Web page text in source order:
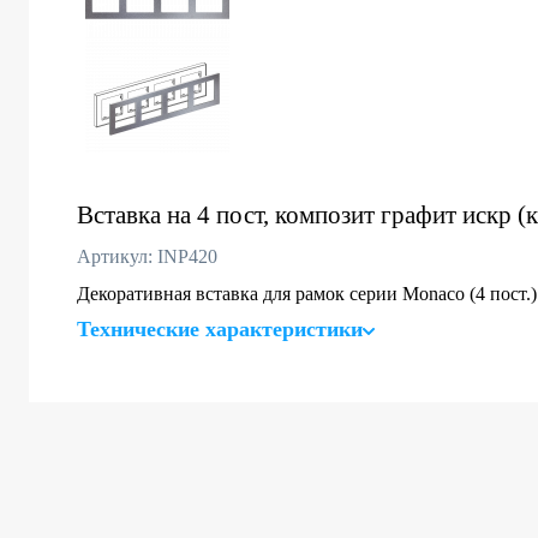
Вставка на 4 пост, композит графит искр
Артикул: INP420
Декоративная вставка для рамок серии Monaco (4 пост.)
Технические характеристики